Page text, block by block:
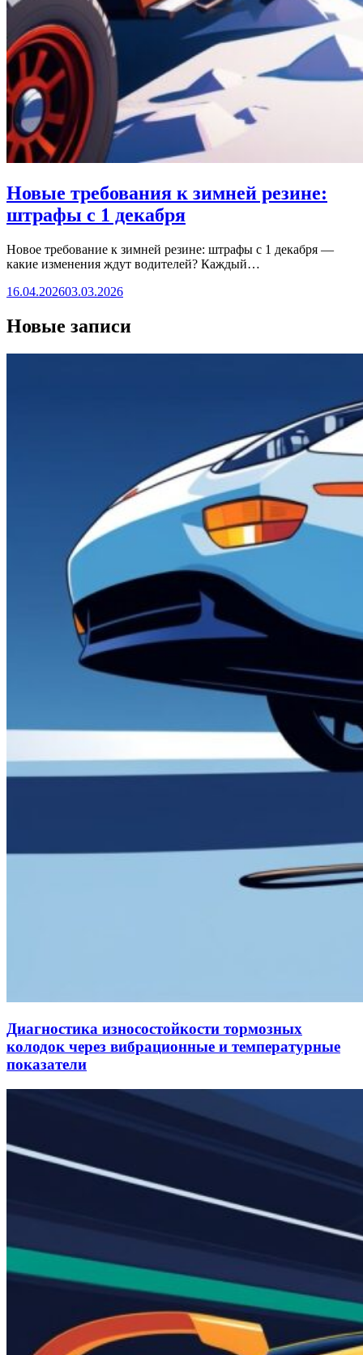
Новые требования к зимней резине:
штрафы с 1 декабря
Новое требование к зимней резине: штрафы с 1 декабря —
какие изменения ждут водителей? Каждый…
16.04.202603.03.2026
Новые записи
Диагностика износостойкости тормозных
колодок через вибрационные и температурные
показатели